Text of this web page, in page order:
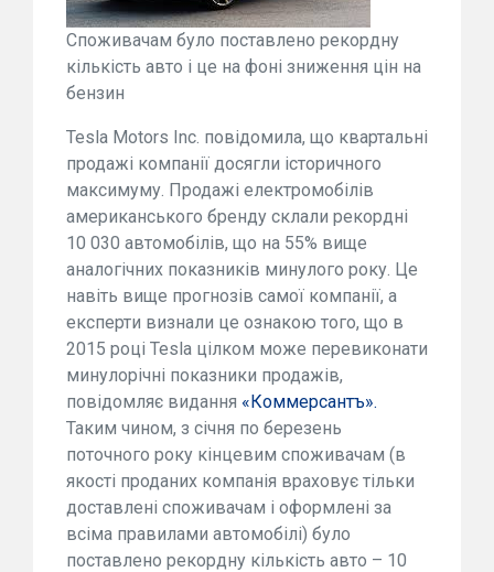
Споживачам було поставлено рекордну
кількість авто і це на фоні зниження цін на
бензин
Tesla Motors Inc. повідомила, що квартальні
продажі компанії досягли історичного
максимуму. Продажі електромобілів
американського бренду склали рекордні
10 030 автомобілів, що на 55% вище
аналогічних показників минулого року. Це
навіть вище прогнозів самої компанії, а
експерти визнали це ознакою того, що в
2015 році Tesla цілком може перевиконати
минулорічні показники продажів,
повідомляє видання «Коммерсантъ».
Таким чином, з січня по березень
поточного року кінцевим споживачам (в
якості проданих компанія враховує тільки
доставлені споживачам і оформлені за
всіма правилами автомобілі) було
поставлено рекордну кількість авто – 10